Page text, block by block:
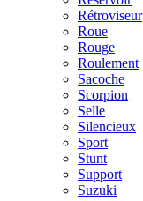
Rétroviseur
Roue
Rouge
Roulement
Sacoche
Scorpion
Selle
Silencieux
Sport
Stunt
Support
Suzuki